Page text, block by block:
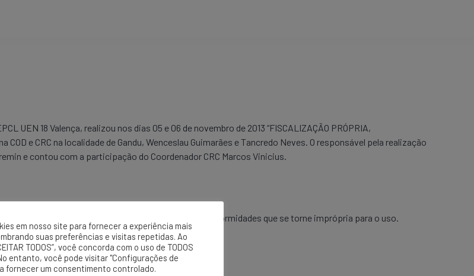
UEN 18 Valença, realizou nos dias 05 e 06 de novembro de 2013 “FISCALIZAÇÃO PRÓPRIA,
COD e CRC na localidade de Gandu, Wenceslau Guimarães e Tancredo Neves. O responsável pela realização
e contou com a participação do Coordenador CRC Marcos Vinicius.
nos trabalhos, identificar e corrigir as inconformidades que se torne imprópria para o uso.
em nosso site para fornecer a experiência mais
suas preferências e visitas repetidas. Ao
TODOS”, você concorda com o uso de TODOS
entanto, você pode visitar "Configurações de
fornecer um consentimento controlado.